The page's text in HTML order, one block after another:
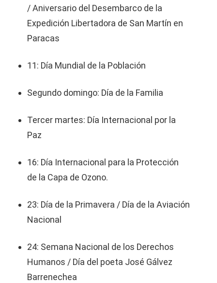
/ Aniversario del Desembarco de la
Expedición Libertadora de San Martín en
Paracas
11: Día Mundial de la Población
Segundo domingo: Día de la Familia
Tercer martes: Día Internacional por la
Paz
16: Día Internacional para la Protección
de la Capa de Ozono.
23: Día de la Primavera / Día de la Aviación
Nacional
24: Semana Nacional de los Derechos
Humanos / Día del poeta José Gálvez
Barrenechea